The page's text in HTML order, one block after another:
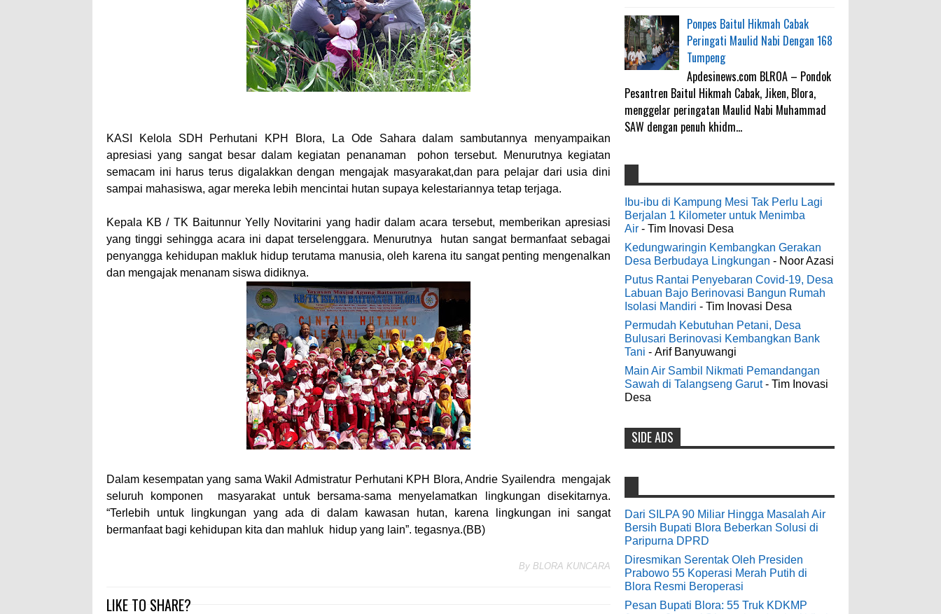
KASI Kelola SDH Perhutani KPH Blora, La Ode Sahara dalam sambutannya menyampaikan
apresiasi yang sangat besar dalam kegiatan penanaman pohon tersebut. Menurutnya kegiatan
semacam ini harus terus digalakkan dengan mengajak masyarakat,dan para pelajar dari usia dini
sampai mahasiswa, agar mereka lebih mencintai hutan supaya kelestariannya tetap terjaga.
Kepala KB / TK Baitunnur Yelly Novitarini yang hadir dalam acara tersebut, memberikan apresiasi
yang tinggi sehingga acara ini dapat terselenggara. Menurutnya hutan sangat bermanfaat sebagai
penyangga kehidupan makluk hidup terutama manusia, oleh karena itu sangat penting mengenalkan
dan mengajak menanam siswa didiknya.
Dalam kesempatan yang sama Wakil Admistratur Perhutani KPH Blora, Andrie Syailendra mengajak
seluruh komponen masyarakat untuk bersama-sama menyelamatkan lingkungan disekitarnya.
“Terlebih untuk lingkungan yang ada di dalam kawasan hutan, karena lingkungan ini sangat
bermanfaat bagi kehidupan kita dan mahluk hidup yang lain”. tegasnya.(BB)
By BLORA KUNCARA
LIKE TO SHARE?
Ponpes Baitul Hikmah Cabak
Peringati Maulid Nabi Dengan 168
Tumpeng
Apdesinews.com BLROA – Pondok
Pesantren Baitul Hikmah Cabak, Jiken, Blora,
menggelar peringatan Maulid Nabi Muhammad
SAW dengan penuh khidm...
4000 Petani Hutan Blora Bakal
Digelontor Bantuan CSR Jumbo dan
Bibit Ternak Gratis
0 8-4-2026
Indonesia Ceria Run Diharapkan
Bawa Dampak Positif Bagi Olah
Raga dan Ekonomi Blora
Dari SILPA 90 Miliar Hingga
Masalah Air Bersih Bupati Blora
Beberkan Solusi di Paripurna DPRD
Diresmikan Serentak Oleh Presiden
Pesan Bupati Blora: 55 Truk KDKMP
Jangan Sampai Disewakan Apalagi
Viral Salah Peruntukan
0 5-10-2026
galateapacino:
3-6-2022
Men's Black Titanium Wedding
Band - The Ottawa SenatorsThe Men's
Black titanium i phone case Titanium
Wedding Band is the world's first
dedicated wedding band how strong is
titanium for Wo...
odenjaea:
3-4-2022
Casino - DrmcdCasino is 부산
광역 출장안마 open and excited 고양 출장
샵 to welcome you back 의정부 출장샵 to
gaming! Experience our great mix of slots,
table games 제주 출장안마 and video
Anonymous:
9-28-2020
bolehkah kami study banding
di akir bulan oktober 2020 ini ?
Anonymous:
Ibu-ibu di Kampung Mesi Tak Perlu Lagi
Berjalan 1 Kilometer untuk Menimba
Air - Tim Inovasi Desa
Kedungwaringin Kembangkan Gerakan
Desa Berbudaya Lingkungan - Noor Azasi
Putus Rantai Penyebaran Covid-19, Desa
Labuan Bajo Berinovasi Bangun Rumah
Isolasi Mandiri - Tim Inovasi Desa
Permudah Kebutuhan Petani, Desa
Bulusari Berinovasi Kembangkan Bank
Tani - Arif Banyuwangi
Main Air Sambil Nikmati Pemandangan
Sawah di Talangseng Garut- Tim Inovasi
Desa
SIDE ADS
Dari SILPA 90 Miliar Hingga Masalah Air
Bersih Bupati Blora Beberkan Solusi di
Paripurna DPRD
Diresmikan Serentak Oleh Presiden
Prabowo 55 Koperasi Merah Putih di
Blora Resmi Beroperasi
Pesan Bupati Blora: 55 Truk KDKMP